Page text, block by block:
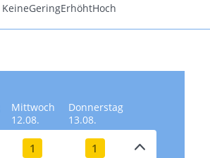
KeineGeringErhöhtHoch
Mittwoch
12.08.
Donnerstag
13.08.
1 1